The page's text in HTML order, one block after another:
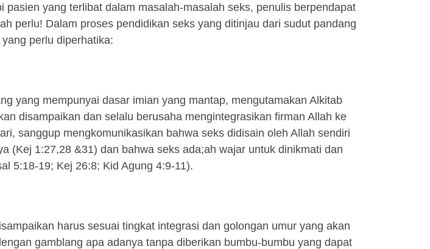
pasien yang terlibat dalam masalah-masalah seks, penulis berpendapat
perlu! Dalam proses pendidikan seks yang ditinjau dari sudut pandang
perlu diperhatika:
yang mempunyai dasar imian yang mantap, mengutamakan Alkitab
disampaikan dan selalu berusaha mengintegrasikan firman Allah ke
sanggup mengkomunikasikan bahwa seks didisain oleh Allah sendiri
(Kej 1:27,28 &31) dan bahwa seks ada;ah wajar untuk dinikmati dan
5:18-19; Kej 26:8; Kid Agung 4:9-11).
harus sesuai tingkat integrasi dan golongan umur yang akan
gamblang apa adanya tanpa diberikan bumbu-bumbu yang dapat